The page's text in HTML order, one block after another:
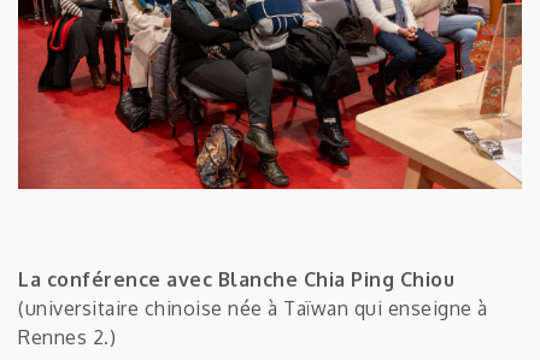
La conférence avec Blanche Chia Ping Chiou
(universitaire chinoise née à Taïwan qui enseigne à
Rennes 2.)